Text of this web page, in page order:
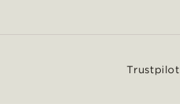
Trustpilot